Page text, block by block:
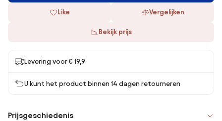
Like Vergelijken
Bekijk prijs
Levering voor € 19,9
U kunt het product binnen 14 dagen retourneren
Prijsgeschiedenis